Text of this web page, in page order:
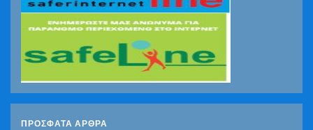
ΠΡΌΣΦΑΤΑ ΆΡΘΡΑ